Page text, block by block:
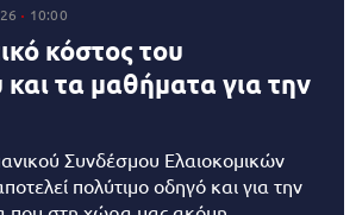
10:00
κόστος του
και τα μαθήματα για την
Συνδέσμου Ελαιοκομικών
πολύτιμο οδηγό και για την